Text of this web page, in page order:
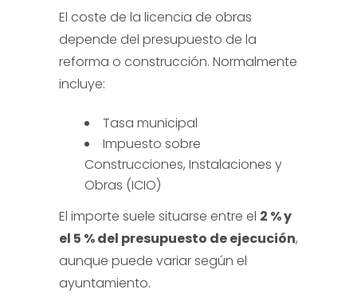
El coste de la licencia de obras
depende del presupuesto de la
reforma o construcción. Normalmente
incluye:
Tasa municipal
Impuesto sobre
Construcciones, Instalaciones y
Obras (ICIO)
El importe suele situarse entre el 2 % y
el 5 % del presupuesto de ejecución,
aunque puede variar según el
ayuntamiento.